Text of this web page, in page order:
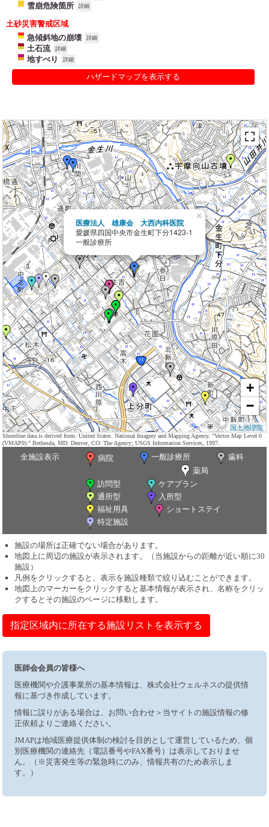
雪崩危険箇所 詳細
土砂災害警戒区域
急傾斜地の崩壊
詳細
土石流 詳細
地すべり 詳細
ハザードマップを表示する
医療法人 雄康会 大西内科医院
愛媛県四国中央市金生町下分1423-1
一般診療所
×
+
−
国土地理院
Shoreline data is derived from: United States. National Imagery and Mapping Agency. "Vector Map Level 0
(VMAP0)." Bethesda, MD: Denver, CO: The Agency; USGS Information Services, 1997.
全施設表示 病院 一般診療所
歯科
薬局
訪問型
ケアプラン
通所型
入所型
福祉用具
ショートステイ
特定施設
施設の場所は正確でない場合があります。
地図上に周辺の施設が表示されます。（当施設からの距離が近い順に30
施設）
凡例をクリックすると、表示を施設種類で絞り込むことができます。
地図上のマーカーをクリックすると基本情報が表示され、名称をクリッ
クするとその施設のページに移動します。
指定区域内に所在する施設リストを表示する
医師会会員の皆様へ
医療機関や介護事業所の基本情報は、株式会社ウェルネスの提供情
報に基づき作成しています。
情報に誤りがある場合は、お問い合わせ＞当サイトの施設情報の修
正依頼よりご連絡ください。
JMAPは地域医療提供体制の検討を目的として運営しているため、個
別医療機関の連絡先（電話番号やFAX番号）は表示しておりませ
ん。（※災害発生等の緊急時にのみ、情報共有のため表示しま
す。）